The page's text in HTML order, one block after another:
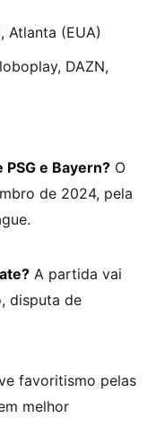
Atlanta (EUA)
DAZN,
e Bayern? O
de 2024, pela
A partida vai
disputa de
favoritismo pelas
melhor